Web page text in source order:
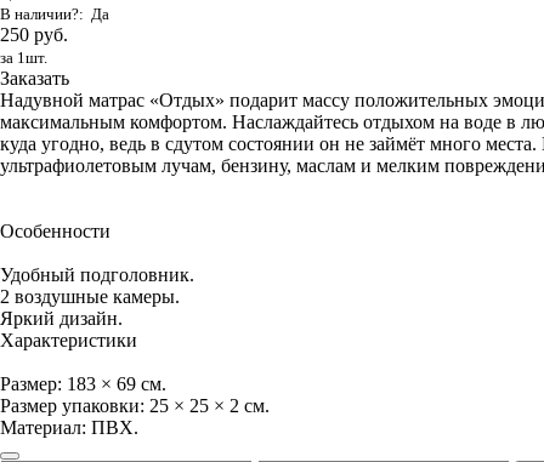
В наличии?: Да
250 руб.
за 1шт.
Заказать
Надувной матрас «Отдых» подарит массу положительных
максимальным комфортом. Наслаждайтесь отдыхом на воде в
куда угодно, ведь в сдутом состоянии он не займёт много
ультрафиолетовым лучам, бензину, маслам и мелким
Особенности
Удобный подголовник.
2 воздушные камеры.
Яркий дизайн.
Характеристики
Размер: 183 × 69 см.
Размер упаковки: 25 × 25 × 2 см.
Материал: ПВХ.